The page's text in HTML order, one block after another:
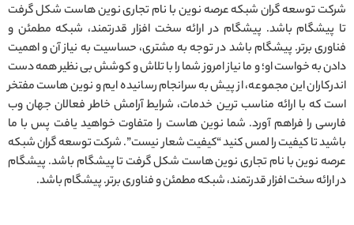
شرکت توسعه گران شبکه عرصه نوین با نام تجاری نوین هاست شکل گرفت
تا پیشگام باشد. پیشگام در ارائه سخت افزار قدرتمند، شبکه مطمئن و
فناوری برتر. پیشگام باشد در توجه به مشتری، حساسیت به نیاز آن و اهمیت
دادن به خواست او؛ و ما نیاز امروز شما را با تلاش و کوشش بی نظیر همه دست
اندرکاران این مجموعه، از پیش به سرانجام رسانیده ایم و نوین هاست مفتخر
است که با ارائه مناسب ترین خدمات، شرایط آرامش خاطر فعالان جهان وب
فارسی را فراهم آورد. شما نوین هاست را متفاوت خواهید یافت پس با ما
باشید تا کیفیت را لمس کنید “کیفیت شعار نیست”. شرکت توسعه گران شبکه
عرصه نوین با نام تجاری نوین هاست شکل گرفت تا پیشگام باشد. پیشگام
در ارائه سخت افزار قدرتمند، شبکه مطمئن و فناوری برتر. پیشگام باشد.